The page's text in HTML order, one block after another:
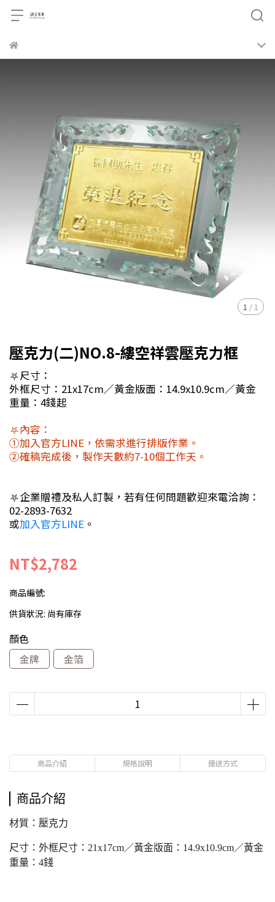
1 / 1
壓克力(二)NO.8-縷空祥雲壓克力框
⛧尺寸：
外框尺寸：21x17cm／黃金版面：14.9x10.9cm／黃金
重量：4錢起
⛧內容：
①加入官方LINE，依需求進行排版作業。
②確稿完成後，製作天數約7-10個工作天。
⛧企業贈禮及私人訂製，若有任何問題歡迎來電洽詢：
02-2893-7632
或加入官方LINE 。
NT$2,782
商品編號:
供貨狀況: 尚有庫存
顏色
金牌
金箔
商品介紹 規格說明 運送方式
商品介紹
材質：壓克力
尺寸：外框尺寸：21x17cm／黃金版面：14.9x10.9cm／黃金
重量：4錢